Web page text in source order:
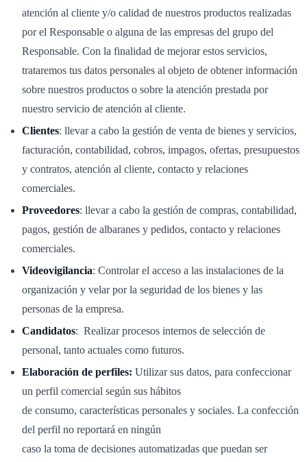
atención al cliente y/o calidad de nuestros productos realizadas
por el Responsable o alguna de las empresas del grupo del
Responsable. Con la finalidad de mejorar estos servicios,
trataremos tus datos personales al objeto de obtener información
sobre nuestros productos o sobre la atención prestada por
nuestro servicio de atención al cliente.
Clientes: llevar a cabo la gestión de venta de bienes y servicios,
facturación, contabilidad, cobros, impagos, ofertas, presupuestos
y contratos, atención al cliente, contacto y relaciones
comerciales.
Proveedores: llevar a cabo la gestión de compras, contabilidad,
pagos, gestión de albaranes y pedidos, contacto y relaciones
comerciales.
Videovigilancia: Controlar el acceso a las instalaciones de la
organización y velar por la seguridad de los bienes y las
personas de la empresa.
Candidatos: Realizar procesos internos de selección de
personal, tanto actuales como futuros.
Elaboración de perfiles: Utilizar sus datos, para confeccionar
un perfil comercial según sus hábitos
de consumo, características personales y sociales. La confección
del perfil no reportará en ningún
caso la toma de decisiones automatizadas que puedan ser